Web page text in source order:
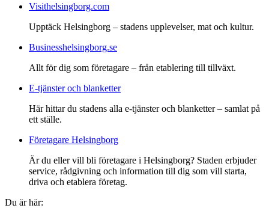
Visithelsingborg.com
Upptäck Helsingborg – stadens upplevelser, mat och kultur.
Businesshelsingborg.se
Allt för dig som företagare – från etablering till tillväxt.
E-tjänster och blanketter
Här hittar du stadens alla e-tjänster och blanketter – samlat på
ett ställe.
Företagare Helsingborg
Är du eller vill bli företagare i Helsingborg? Staden erbjuder
service, rådgivning och information till dig som vill starta,
driva och etablera företag.
Du är här: